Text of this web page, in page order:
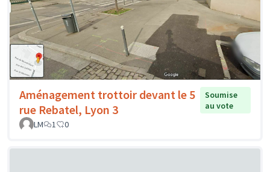
Aménagement trottoir devant le 5
rue Rebatel, Lyon 3
Soumise
au vote
LM
1 0